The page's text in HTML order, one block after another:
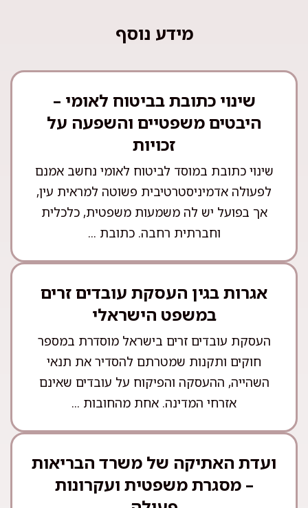
מידע נוסף
שינוי כתובת בביטוח לאומי –
היבטים משפטיים והשפעה על
זכויות
שינוי כתובת במוסד לביטוח לאומי נחשב אמנם
לפעולה אדמיניסטרטיבית פשוטה למראית עין,
אך בפועל יש לה משמעות משפטית, כלכלית
וחברתית רחבה. כתובת ...
אגרות בגין העסקת עובדים זרים
במשפט הישראלי
העסקת עובדים זרים בישראל מוסדרת במספר
חוקים ותקנות שמטרתם להסדיר את תנאי
השהייה, ההעסקה והפיקוח על עובדים שאינם
אזרחי המדינה. אחת מהחובות ...
ועדת האתיקה של משרד הבריאות
– מסגרת משפטית ועקרונות